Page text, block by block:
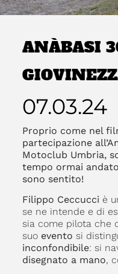
ANÀBASI
07.03.24
Proprio come nel
partecipazione
Motoclub Umbria,
tempo ormai
sono sentito!
Filippo Ceccucci è
se ne intende e di
sia come pilota che
suo evento si
inconfondibile: si
disegnato a mano,